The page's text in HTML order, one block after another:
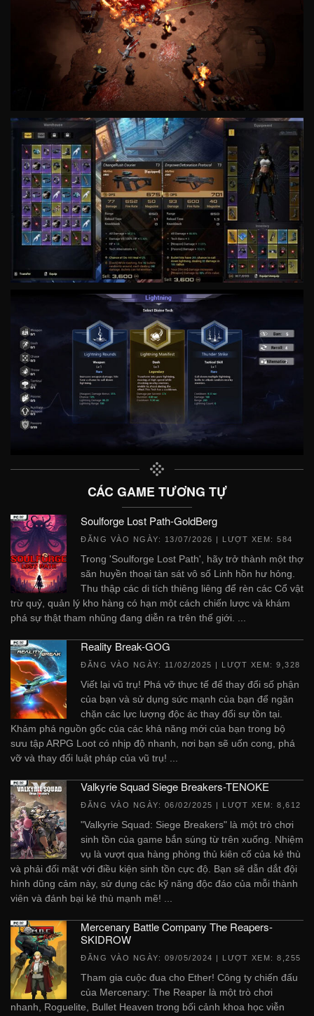
CÁC GAME TƯƠNG TỰ
Soulforge Lost Path-GoldBerg
ĐĂNG VÀO NGÀY: 13/07/2026 | LƯỢT XEM: 584
Trong 'Soulforge Lost Path', hãy trở thành một thợ
săn huyền thoại tàn sát vô số Linh hồn hư hỏng.
Thu thập các di tích thiêng liêng để rèn các Cổ vật
trừ quỷ, quản lý kho hàng có hạn một cách chiến lược và khám
phá sự thật tham nhũng đang diễn ra trên thế giới. ...
Reality Break-GOG
ĐĂNG VÀO NGÀY: 11/02/2025 | LƯỢT XEM: 9,328
Viết lại vũ trụ! Phá vỡ thực tế để thay đổi số phận
của bạn và sử dụng sức mạnh của bạn để ngăn
chặn các lực lượng độc ác thay đổi sự tồn tại.
Khám phá nguồn gốc của các khả năng mới của bạn trong bộ
sưu tập ARPG Loot có nhịp độ nhanh, nơi bạn sẽ uốn cong, phá
vỡ và thay đổi luật pháp của vũ trụ! ...
Valkyrie Squad Siege Breakers-TENOKE
ĐĂNG VÀO NGÀY: 06/02/2025 | LƯỢT XEM: 8,612
"Valkyrie Squad: Siege Breakers" là một trò chơi
sinh tồn của game bắn súng từ trên xuống. Nhiệm
vụ là vượt qua hàng phòng thủ kiên cố của kẻ thù
và phải đối mặt với điều kiện sinh tồn cực độ. Bạn sẽ dẫn dắt đội
hình dũng cảm này, sử dụng các kỹ năng độc đáo của mỗi thành
viên và đánh bại kẻ thù mạnh mẽ! ...
Mercenary Battle Company The Reapers-
SKIDROW
ĐĂNG VÀO NGÀY: 09/05/2024 | LƯỢT XEM: 8,255
Tham gia cuộc đua cho Ether! Công ty chiến đấu
của Mercenary: The Reaper là một trò chơi
nhanh, Roguelite, Bullet Heaven trong bối cảnh khoa học viễn